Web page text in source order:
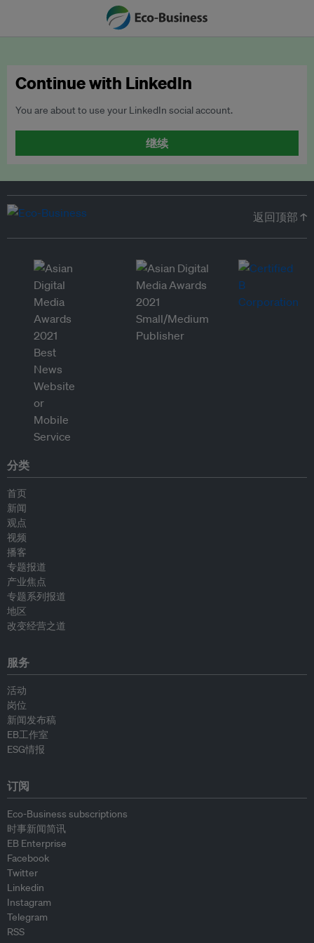
Continue with LinkedIn
You are about to use your LinkedIn social account.
继续
返回顶部 ↑
分类
首页
新闻
观点
视频
播客
专题报道
产业焦点
专题系列报道
地区
改变经营之道
服务
活动
岗位
新闻发布稿
EB工作室
ESG情报
订阅
Eco-Business subscriptions
时事新闻简讯
EB Enterprise
Facebook
Twitter
Linkedin
Instagram
Telegram
RSS